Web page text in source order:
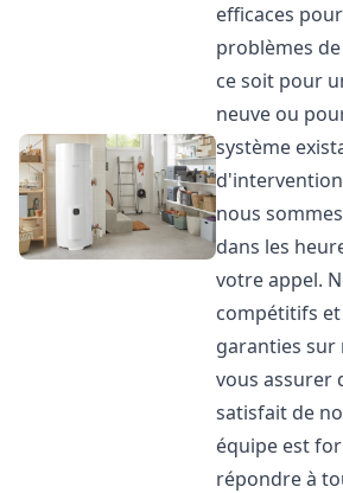
efficaces
problèmes
ce soit pour
neuve ou
système
nous
dans les
votre appel.
compétitifs
garanties sur
vous assurer
satisfait de
équipe est
répondre à